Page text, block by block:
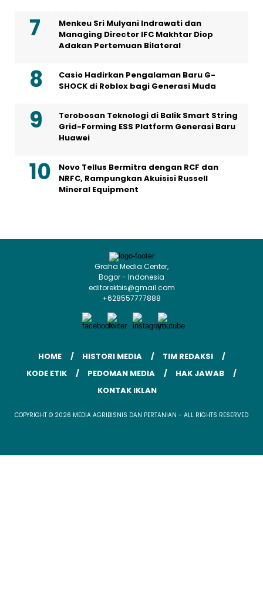
Menkeu Sri Mulyani Indrawati dan
Managing Director IFC Makhtar Diop
Adakan Pertemuan Bilateral
Casio Hadirkan Pengalaman Baru G-
SHOCK di Roblox bagi Generasi Muda
Terobosan Teknologi di Balik Smart String
Grid-Forming ESS Platform Generasi Baru
Huawei
Novo Tellus Bermitra dengan RCF dan
NRFC, Rampungkan Akuisisi Russell
Mineral Equipment
Graha Media Center,
Bogor - Indonesia
editorekbis@gmail.com
+628557777888
HOME HISTORI MEDIA
TIM REDAKSI
KODE ETIK
PEDOMAN MEDIA
HAK JAWAB
KONTAK IKLAN
COPYRIGHT © 2026 MEDIA AGRIBISNIS DAN PERTANIAN - ALL RIGHTS RESERVED